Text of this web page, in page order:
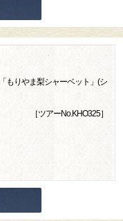
もりやま梨シャーベット」(シ
［ツアーNo.KHO325］